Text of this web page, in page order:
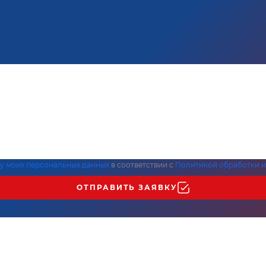
моих персональных данных в соответствии с Политикой обработки
ОТПРАВИТЬ ЗАЯВКУ